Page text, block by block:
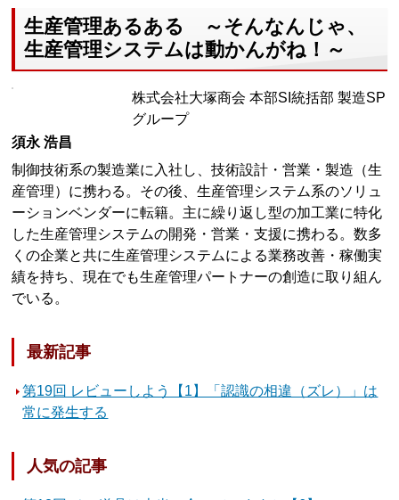
生産管理あるある ～そんなんじゃ、
生産管理システムは動かんがね！～
株式会社大塚商会 本部SI統括部 製造SP
グループ
須永 浩昌
制御技術系の製造業に入社し、技術設計・営業・製造（生
産管理）に携わる。その後、生産管理システム系のソリュ
ーションベンダーに転籍。主に繰り返し型の加工業に特化
した生産管理システムの開発・営業・支援に携わる。数多
くの企業と共に生産管理システムによる業務改善・稼働実
績を持ち、現在でも生産管理パートナーの創造に取り組ん
でいる。
最新記事
第19回 レビューしよう【1】「認識の相違（ズレ）」は
常に発生する
人気の記事